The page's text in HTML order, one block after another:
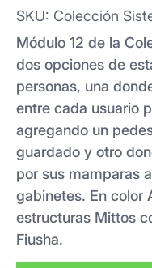
SKU: Colección
Módulo 12 de la
dos opciones de
personas, una
entre cada usuario
agregando un
guardado y otro
por sus mamparas
gabinetes. En color
estructuras Mittos
Fiusha.